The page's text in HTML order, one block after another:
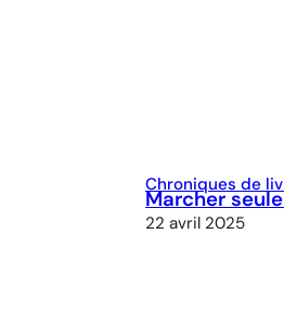
Chroniques de
Marcher
22 avril 2025